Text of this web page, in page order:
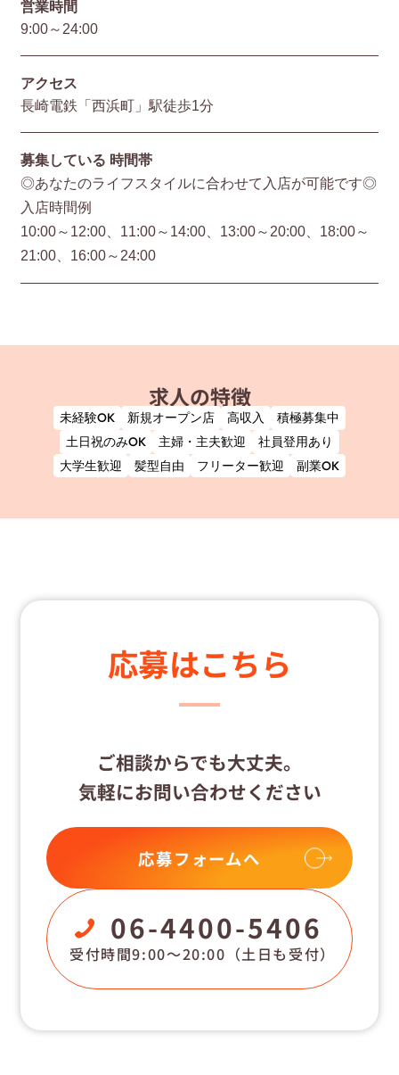
営業時間
9:00～24:00
アクセス
長崎電鉄「西浜町」駅徒歩1分
募集している 時間帯
◎あなたのライフスタイルに合わせて入店が可能です◎
入店時間例
10:00～12:00、11:00～14:00、13:00～20:00、18:00～
21:00、16:00～24:00
求人の特徴
未経験OK 新規オープン店 高収入
積極募集中
土日祝のみOK
主婦・主夫歓迎
社員登用あり
大学生歓迎
髪型自由 フリーター歓迎 副業OK
応募はこちら
ご相談からでも大丈夫。
気軽にお問い合わせください
応募フォームへ
06-4400-5406
受付時間9:00〜20:00 （土日も受付）